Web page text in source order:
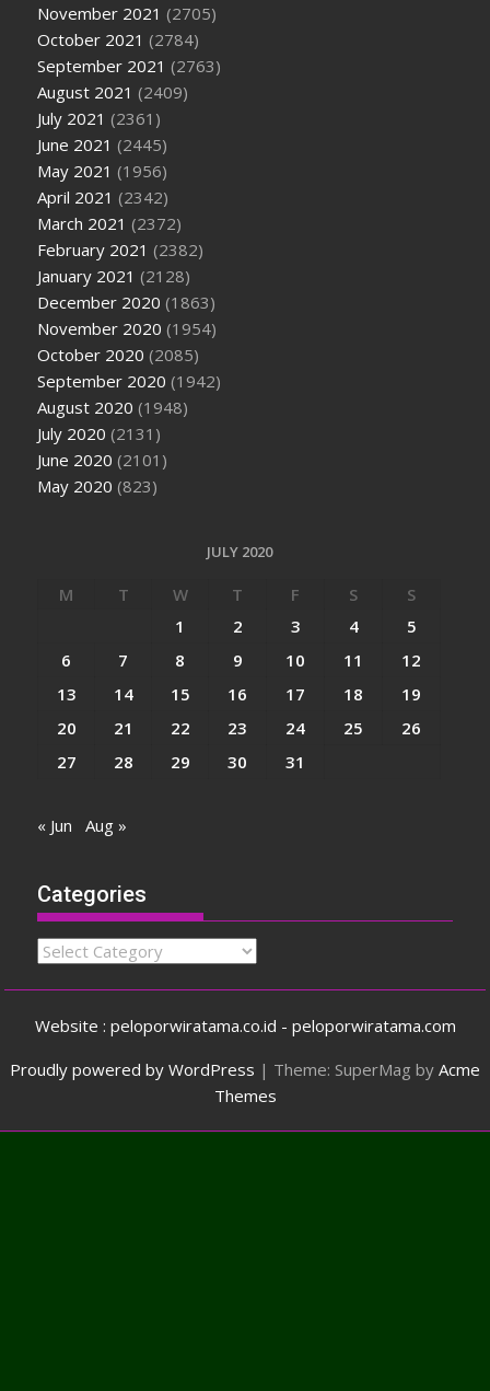
November 2021 (2705)
October 2021 (2784)
September 2021 (2763)
August 2021 (2409)
July 2021 (2361)
June 2021 (2445)
May 2021 (1956)
April 2021 (2342)
March 2021 (2372)
February 2021 (2382)
January 2021 (2128)
December 2020 (1863)
November 2020 (1954)
October 2020 (2085)
September 2020 (1942)
August 2020 (1948)
July 2020 (2131)
June 2020 (2101)
May 2020 (823)
JULY 2020
M T W T F S
S
1
2 3 4
5
6
7 8 9 10 11
12
13
14 15 16 17 18
19
20
21 22 23 24 25
26
27
28 29 30 31
« Jun Aug »
Categories
Categories
Website : peloporwiratama.co.id - peloporwiratama.com
Proudly powered by WordPress | Theme: SuperMag by Acme
Themes